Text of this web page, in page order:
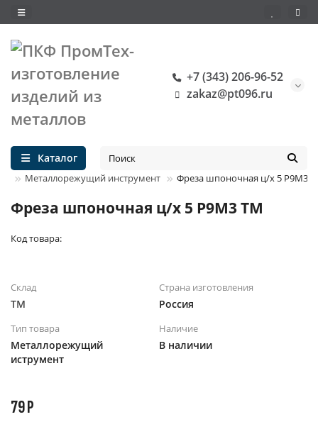
+7 (343) 206-96-52
zakaz@pt096.ru
Каталог
Металлорежущий инструмент Фреза шпоночная ц/х 5 Р9М3
Фреза шпоночная ц/х 5 Р9М3 ТМ
Код товара:
Склад
ТМ
Страна изготовления
Россия
Тип товара
Металлорежущий
иструмент
Наличие
В наличии
79 Р